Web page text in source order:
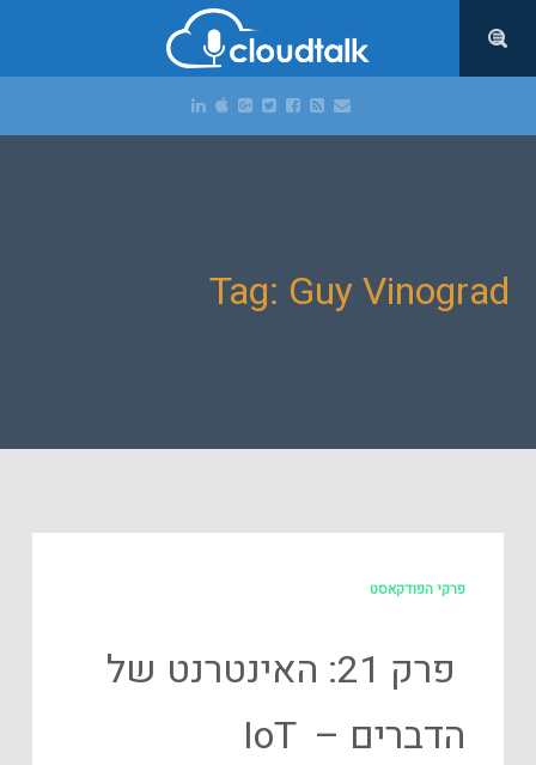
Tag: Guy Vinograd
פרקי הפודקאסט
פרק 21: האינטרנט של
הדברים – IoT